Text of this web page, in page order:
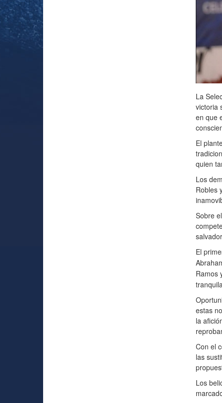
La
victoria
en que
El
quien
Los
Robles
Sobre
El
Ramos
estas
la
Con el
las
Los